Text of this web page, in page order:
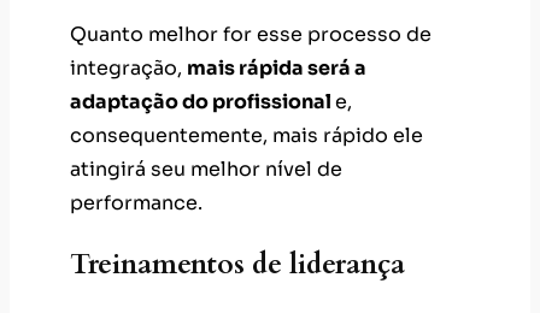
Quanto melhor for esse processo de
integração, mais rápida será a
adaptação do profissionale,
consequentemente, mais rápido ele
atingirá seu melhor nível de
performance.
Treinamentos de liderança